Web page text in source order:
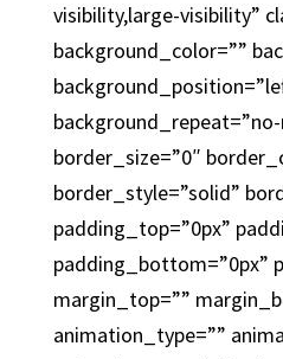
visibility,large-visibility”
background_color=””
border_size=”0″
border_style=”solid”
padding_top=”0px”
padding_bottom=”0px”
margin_top=””
animation_type=””